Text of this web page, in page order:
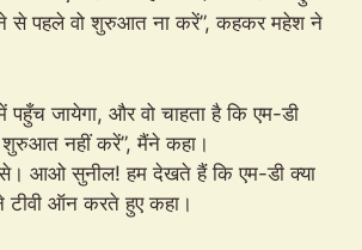
से पहले वो शुरुआत ना करें”, कहकर महेश ने
पहुँच जायेगा, और वो चाहता है कि एम-डी
नहीं करें”, मैंने कहा।
आओ सुनील! हम देखते हैं कि एम-डी क्या
टीवी ऑन करते हुए कहा।